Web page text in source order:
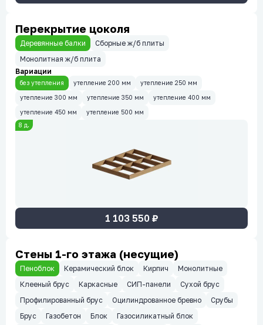
8 д.
1 103 550₽
Перекрытие цоколя
Деревянные балки
Сборные ж/б плиты
Монолитная ж/б плита
Вариации
без утепления утепление 200 мм утепление 250 мм
утепление 300 мм утепление 350 мм утепление 400 мм
утепление 450 мм утепление 500 мм
Стены 1-го этажа (несущие)
Пеноблок Керамический блок Кирпич
Монолитные
Клееный брус
Каркасные СИП-панели
Сухой брус
Профилированный брус
Оцилиндрованное бревно
Срубы
Брус
Газобетон Блок
Газосиликатный блок